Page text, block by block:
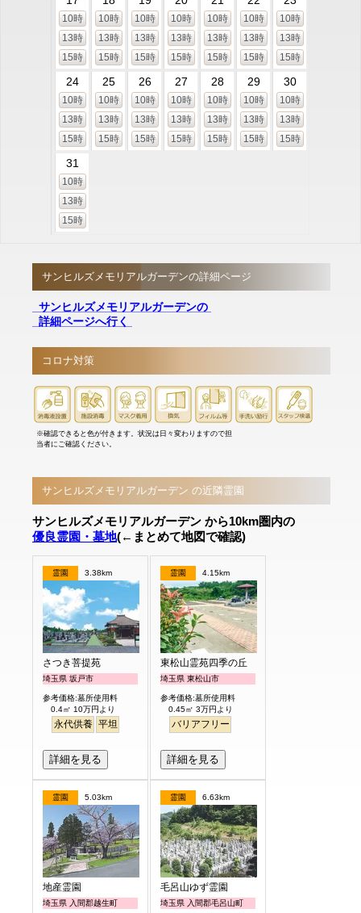
10時
13時
15時
10時
13時
15時
10時
13時
15時
10時
13時
15時
10時
13時
15時
10時
13時
15時
10時
13時
15時
24
10時
13時
15時
25
10時
13時
15時
26
10時
13時
15時
27
10時
13時
15時
28
10時
13時
15時
29
10時
13時
15時
30
10時
13時
15時
31
10時
13時
15時
サンヒルズメモリアルガーデンの詳細ページ
サンヒルズメモリアルガーデンの
詳細ページへ行く
コロナ対策
※確認できると色が付きます。状況は日々変わりますので担
当者にご確認ください。
サンヒルズメモリアルガーデン の近隣霊園
サンヒルズメモリアルガーデン から10km圏内の
優良霊園・墓地(←まとめて地図で確認)
霊園 3.38km
さつき菩提苑
埼玉県 坂戸市
参考価格:墓所使用料
0.4㎡ 10万円より
永代供養 平坦
詳細を見る
霊園 4.15km
東松山霊苑四季の丘
埼玉県 東松山市
参考価格:墓所使用料
0.45㎡ 3万円より
バリアフリー
詳細を見る
霊園 5.03km
地産霊園
埼玉県 入間郡越生町
霊園 6.63km
毛呂山ゆず霊園
埼玉県 入間郡毛呂山町